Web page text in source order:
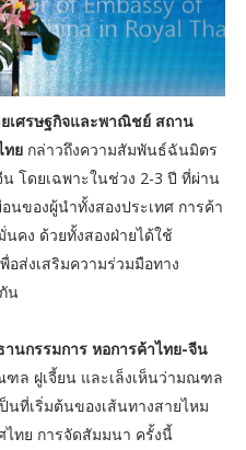
เศรษฐกิจและพาณิชย์ สถาน
ทยกล่าวถึงความสัมพันธ์ฉันมิตร
โดยเฉพาะในช่วง 2-3 ปี ที่ผ่าน
นของผู้นำทั้งสองประเทศ การค้า
คง ด้วยทั้งสองฝ่ายได้ใช้
อส่งเสริมความร่วมมือทาง
น
นกรรมการ หอการค้าไทย-จีน
ล ฝูเจี้ยน และเล็งเห็นว่ามณฑล
นที่เริ่มต้นของเส้นทางสายไหม
ไทย การจัดสัมมนา ครั้งนี้